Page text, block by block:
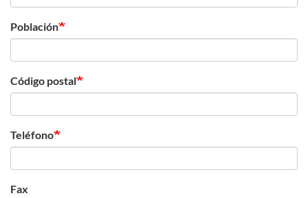
Población
Código postal
Teléfono
Fax